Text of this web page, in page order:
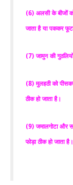
(6) अलसी के बीजों
जाता है या पककर
(7) जामुन की
(8) मुलहठी को
ठीक हो जाता है।
(9) जमालगोटा और
फोड़ा ठीक हो जाता है।